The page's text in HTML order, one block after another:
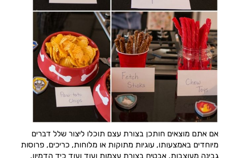
אם אתם מוצאים חותכן בצורת עצם תוכלו ליצור שלל דברים
מיוחדים באמצעותו, עוגיות מתוקות או מלוחות, כריכים, פרוסות
גבינה מעוצבות, אבטיח בצורת עצמות ועוד ועוד כיד הדמיון.